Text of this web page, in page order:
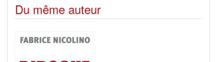
Du même auteur